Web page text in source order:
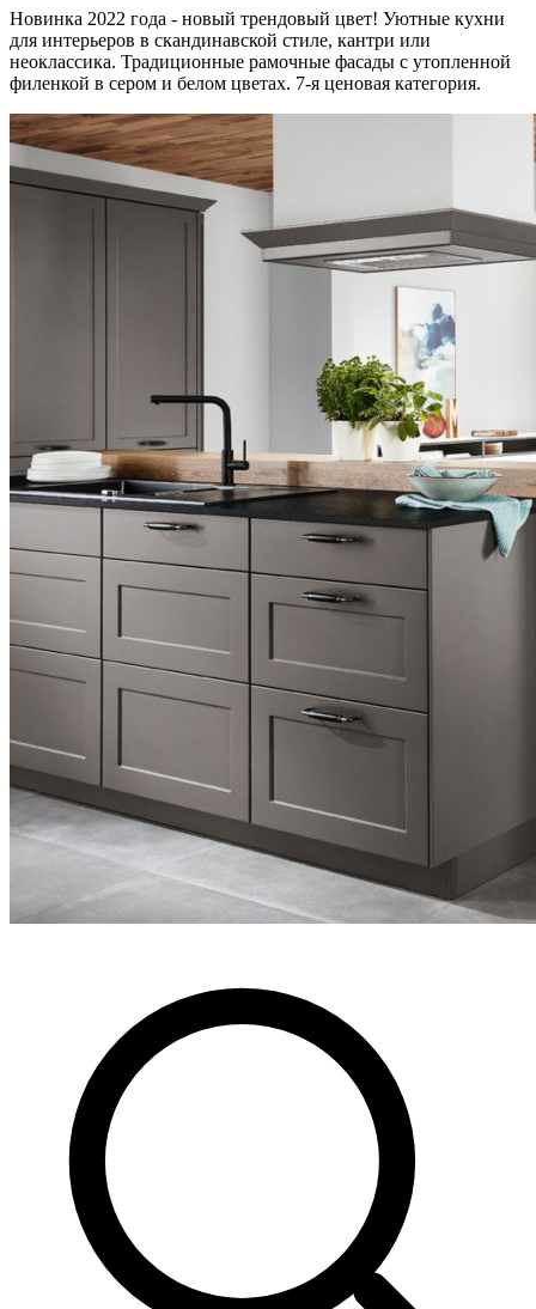
Новинка 2022 года - новый трендовый цвет! Уютные кухни
для интерьеров в скандинавской стиле, кантри или
неоклассика. Традиционные рамочные фасады с утопленной
филенкой в сером и белом цветах. 7-я ценовая категория.